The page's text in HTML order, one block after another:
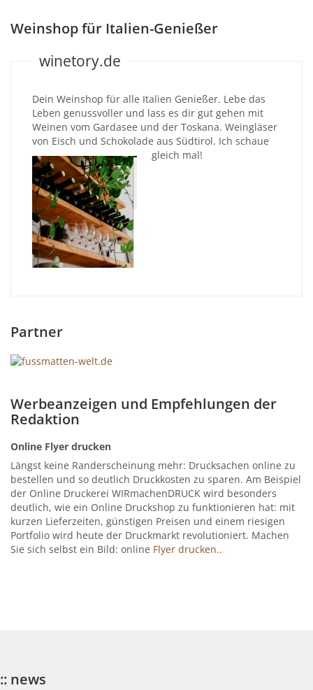
Weinshop für Italien-Genießer
winetory.de
Dein Weinshop für alle Italien Genießer. Lebe das
Leben genussvoller und lass es dir gut gehen mit
Weinen vom Gardasee und der Toskana. Weingläser
von Eisch und Schokolade aus Südtirol. Ich schaue
gleich mal!
Partner
Werbeanzeigen und Empfehlungen der
Redaktion
Online Flyer drucken
Längst keine Randerscheinung mehr: Drucksachen online zu
bestellen und so deutlich Druckkosten zu sparen. Am Beispiel
der Online Druckerei WIRmachenDRUCK wird besonders
deutlich, wie ein Online Druckshop zu funktionieren hat: mit
kurzen Lieferzeiten, günstigen Preisen und einem riesigen
Portfolio wird heute der Druckmarkt revolutioniert. Machen
Sie sich selbst ein Bild: online Flyer drucken..
:: news